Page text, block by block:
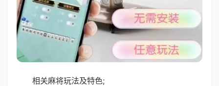
相关麻将玩法及特色;